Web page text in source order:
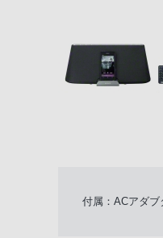
付属：ACアダ